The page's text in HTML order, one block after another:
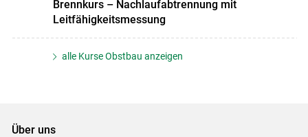
Brennkurs – Nachlaufabtrennung mit
Leitfähigkeitsmessung
alle Kurse Obstbau anzeigen
Über uns